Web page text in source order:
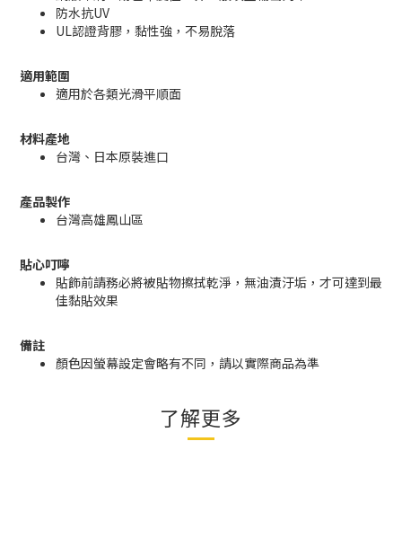
防水抗UV
UL認證背膠，黏性強，不易脫落
適用範圍
適用於各類光滑平順面
材料產地
台灣、日本原裝進口
產品製作
台灣高雄鳳山區
貼心叮嚀
貼飾前請務必將被貼物擦拭乾淨，無油漬汙垢，才可達到最
佳黏貼效果
備註
顏色因螢幕設定會略有不同，請以實際商品為準
了解更多